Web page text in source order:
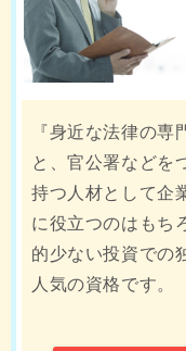
『身近な法律の
と、官公署などを
持つ人材として企
に役立つのはもち
的少ない投資での
人気の資格です。